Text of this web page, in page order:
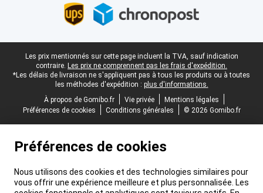
Pied-de-page légal
Les prix mentionnés sur cette page incluent la TVA, sauf indication
contraire. Les prix ne comprennent pas les frais d'expédition.
*Les délais de livraison ne s'appliquent pas à tous les produits ou à toutes
les méthodes d'expédition : plus d'informations.
À propos de Gomibo.fr
Vie privée
Mentions légales
Préférences de cookies
Conditions générales © 2026 Gomibo.fr
Préférences de cookies
Nous utilisons des cookies et des technologies similaires pour
vous offrir une expérience meilleure et plus personnalisée. Les